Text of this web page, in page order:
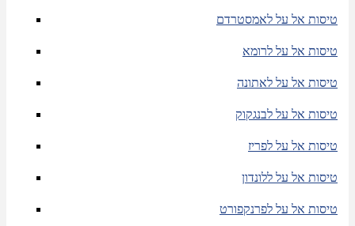
טיסות אל על לאמסטרדם
טיסות אל על לרומא
טיסות אל על לאתונה
טיסות אל על לבנגקוק
טיסות אל על לפריז
טיסות אל על ללונדון
טיסות אל על לפרנקפורט